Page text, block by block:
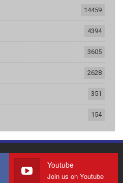
14459
4394
3605
2628
351
154
Youtube
Join us on Youtube